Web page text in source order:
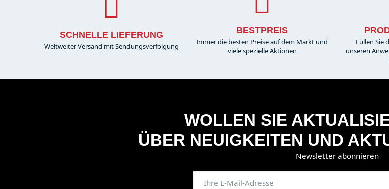
SCHNELLE LIEFERUNG
Weltweiter Versand mit Sendungsverfolgung
BESTPREIS
Immer die besten Preise auf dem Markt und
viele spezielle Aktionen
Füllen Sie
unseren
WOLLEN SIE
ÜBER NEUIGKEITEN UND
Newsletter abonnieren